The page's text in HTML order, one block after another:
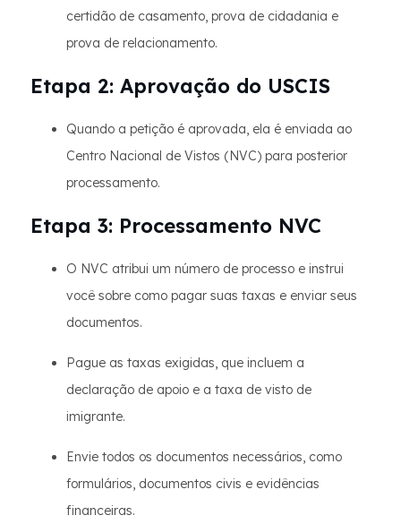
certidão de casamento, prova de cidadania e
prova de relacionamento.
Etapa 2: Aprovação do USCIS
Quando a petição é aprovada, ela é enviada ao
Centro Nacional de Vistos (NVC) para posterior
processamento.
Etapa 3: Processamento NVC
O NVC atribui um número de processo e instrui
você sobre como pagar suas taxas e enviar seus
documentos.
Pague as taxas exigidas, que incluem a
declaração de apoio e a taxa de visto de
imigrante.
Envie todos os documentos necessários, como
formulários, documentos civis e evidências
financeiras.